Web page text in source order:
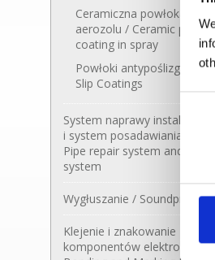
Ceramiczna powłoka
aerozolu / Ceramic
coating in spray
Powłoki antypoślizgowe /
Slip Coatings
System naprawy instalacji
i system posadawiania
Pipe repair system and
system
Kompozytowy system
instalacji rurowych /
Epoksydowy system
posadawiania maszyn /
Wygłuszanie /
Soundproofing mats
Soundproofing foams
Soundproofing masses
Klejenie i znakowanie
komponentów